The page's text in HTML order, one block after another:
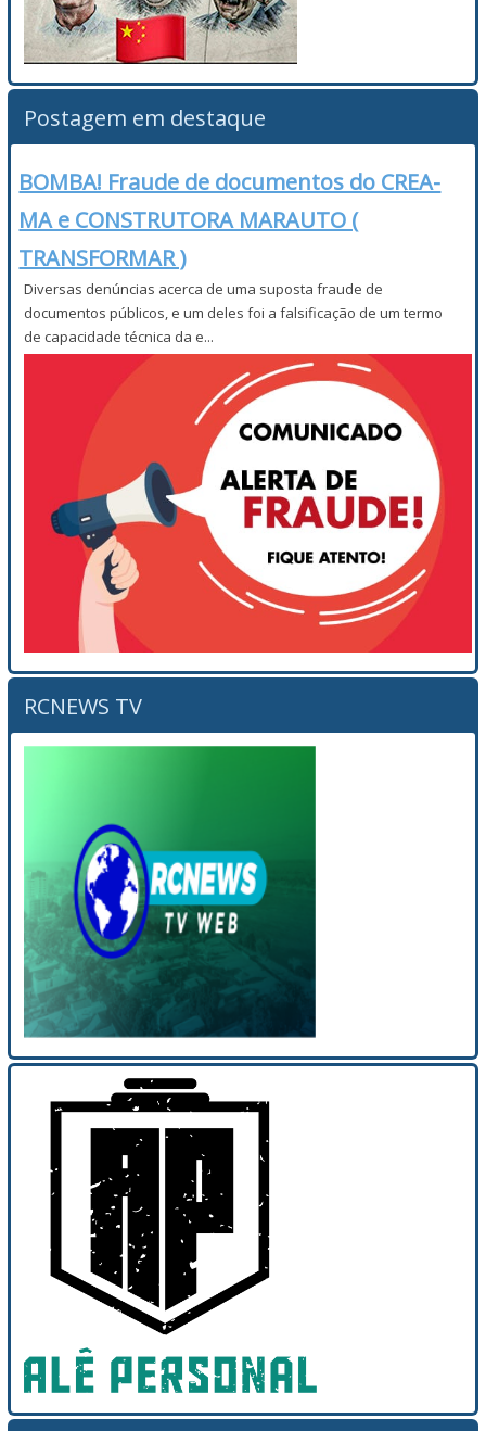
Postagem em destaque
BOMBA! Fraude de documentos do CREA-
MA e CONSTRUTORA MARAUTO (
TRANSFORMAR )
Diversas denúncias acerca de uma suposta fraude de
documentos públicos, e um deles foi a falsificação de um termo
de capacidade técnica da e...
RCNEWS TV